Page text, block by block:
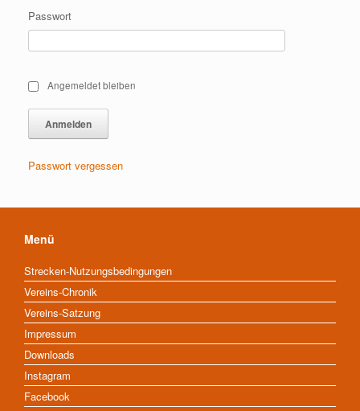
Passwort
Angemeldet bleiben
Passwort vergessen
Menü
Strecken-Nutzungsbedingungen
Vereins-Chronik
Vereins-Satzung
Impressum
Downloads
Instagram
Facebook